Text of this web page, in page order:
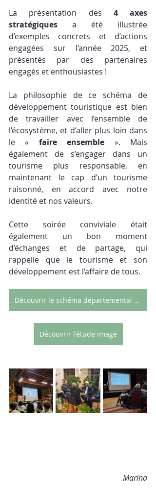
La présentation des 4 axes
stratégiques a été illustrée
d’exemples concrets et d’actions
engagées sur l’année 2025, et
présentés par des partenaires
engagés et enthousiastes !
La philosophie de ce schéma de
développement touristique est bien
de travailler avec l’ensemble de
l’écosystème, et d’aller plus loin dans
le « faire ensemble ». Mais
également de s’engager dans un
tourisme plus responsable, en
maintenant le cap d’un tourisme
raisonné, en accord avec notre
identité et nos valeurs.
Cette soirée conviviale était
également un bon moment
d’échanges et de partage, qui
rappelle que le tourisme et son
développement est l’affaire de tous.
Découvrir le schéma départemental 2025 > 2030
Découvrir l'étude image
Marina